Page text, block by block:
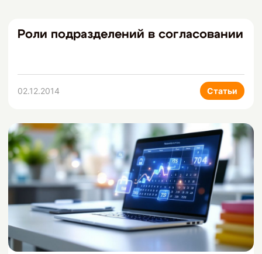
Роли подразделений в согласовании
02.12.2014 Статьи